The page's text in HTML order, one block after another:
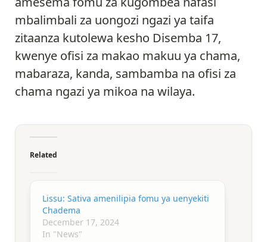
mbalimbali za uongozi ngazi ya taifa
zitaanza kutolewa kesho Disemba 17,
kwenye ofisi za makao makuu ya chama,
mabaraza, kanda, sambamba na ofisi za
chama ngazi ya mikoa na wilaya.
Related
Lissu: Sativa amenilipia fomu ya uenyekiti
Chadema
December 17, 2024
In "News"